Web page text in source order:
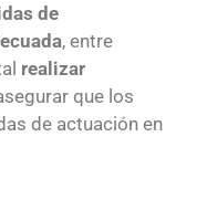
de
, entre
realizar
que los
de actuación en